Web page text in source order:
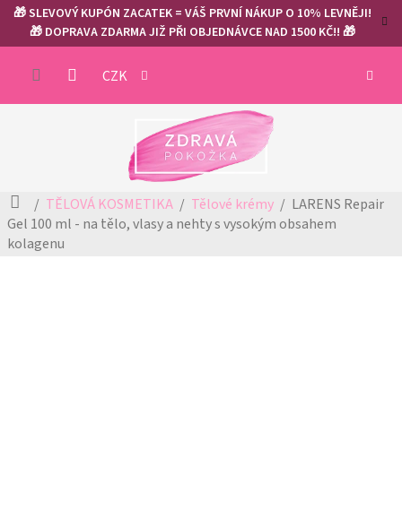
Přejít
obsah
🎁 SLEVOVÝ KUPÓN ZACATEK = VÁŠ PRVNÍ NÁKUP O 10% LEVNĚJI!
🎁 DOPRAVA ZDARMA JIŽ PŘI OBJEDNÁVCE NAD 1500 KČ!! 🎁
CZK
Domů
TĚLOVÁ KOSMETIKA Tělové krémy
LARENS Repair
Gel 100 ml - na tělo, vlasy a nehtys vysokým obsahem
kolagenu